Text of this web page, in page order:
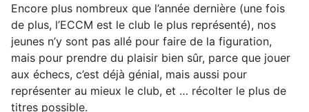
Encore plus nombreux que l’année dernière (une fois
de plus, l’ECCM est le club le plus représenté), nos
jeunes n’y sont pas allé pour faire de la figuration,
mais pour prendre du plaisir bien sûr, parce que jouer
aux échecs, c’est déjà génial, mais aussi pour
représenter au mieux le club, et … récolter le plus de
titres possible.